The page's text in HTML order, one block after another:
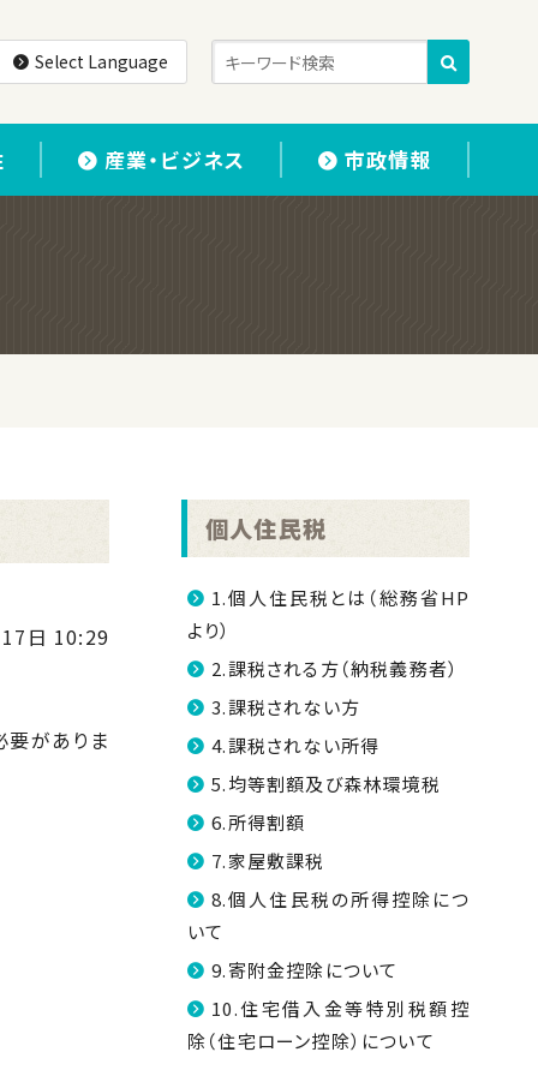
Select Language
産業・ビジネス 市政情報
日 10:29
がありま
個人住民税
1.個人住民税とは（総務省HP
より）
2.課税される方（納税義務者）
3.課税されない方
4.課税されない所得
5.均等割額及び森林環境税
6.所得割額
7.家屋敷課税
8.個人住民税の所得控除につ
いて
9.寄附金控除について
10.住宅借入金等特別税額控
除（住宅ローン控除）について